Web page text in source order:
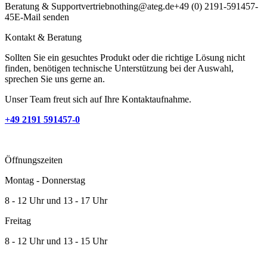
Beratung & Supportvertriebnothing@ateg.de+49 (0) 2191-591457-
45E-Mail senden
Kontakt & Beratung
Sollten Sie ein gesuchtes Produkt oder die richtige Lösung nicht
finden, benötigen technische Unterstützung bei der Auswahl,
sprechen Sie uns gerne an.
Unser Team freut sich auf Ihre Kontaktaufnahme.
+49 2191 591457-0
Öffnungszeiten
Montag - Donnerstag
8 - 12 Uhr und 13 - 17 Uhr
Freitag
8 - 12 Uhr und 13 - 15 Uhr